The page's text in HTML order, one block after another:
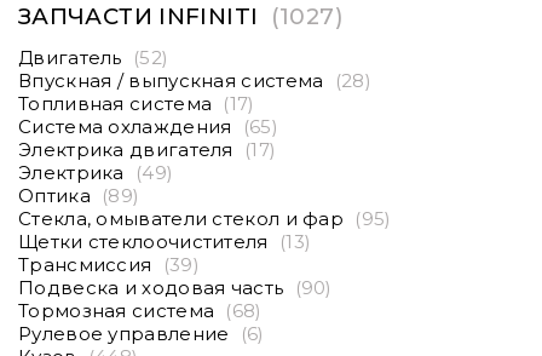
ЗАПЧАСТИ INFINITI (1027)
Двигатель
(52)
Впускная / выпускная система
(28)
Топливная система
(17)
Система охлаждения
(65)
Электрика двигателя
(17)
Электрика
(49)
Оптика
(89)
Стекла, омыватели стекол и фар
(95)
Щетки стеклоочистителя
(13)
Трансмиссия
(39)
Подвеска и ходовая часть
(90)
Тормозная система
(68)
Рулевое управление
(6)